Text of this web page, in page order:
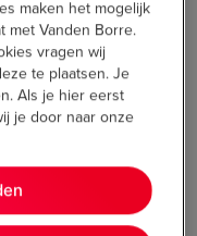
Kies
de
maken het mogelijk
met Vanden Borre.
vragen wij
te plaatsen. Je
Als je hier eerst
je door naar onze